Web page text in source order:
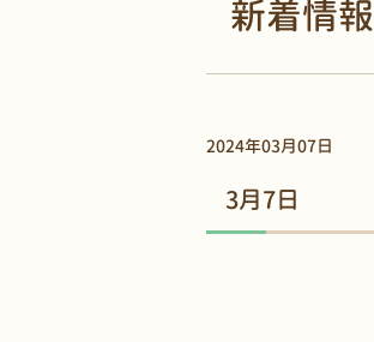
新着情報
2024年03月07日
3月7日